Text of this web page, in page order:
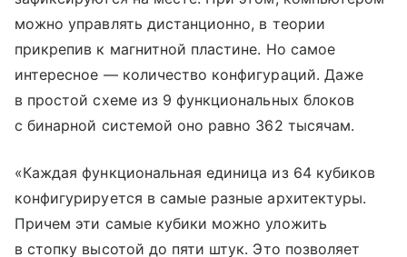
можно управлять дистанционно, в теории
прикрепив к магнитной пластине. Но самое
интересное — количество конфигураций. Даже
в простой схеме из 9 функциональных блоков
с бинарной системой оно равно 362 тысячам.
«Каждая функциональная единица из 64 кубиков
конфигурируется в самые разные архитектуры.
Причем эти самые кубики можно уложить
в стопку высотой до пяти штук. Это позволяет